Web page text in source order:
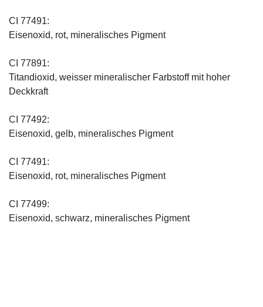
CI 77491:
Eisenoxid, rot, mineralisches Pigment
CI 77891:
Titandioxid, weisser mineralischer Farbstoff mit hoher
Deckkraft
CI 77492:
Eisenoxid, gelb, mineralisches Pigment
CI 77491:
Eisenoxid, rot, mineralisches Pigment
CI 77499:
Eisenoxid, schwarz, mineralisches Pigment